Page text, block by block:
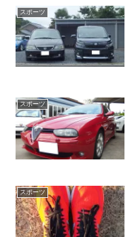
スポーツ
スポーツ
スポーツ